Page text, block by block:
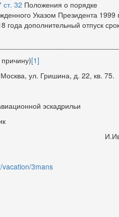
ст. 32 Положения о порядке
Указом Президента 1999
года дополнительный отпуск
причину)[1]
ул. Гришина, д. 22, кв. 75.
эскадрильи
3mans